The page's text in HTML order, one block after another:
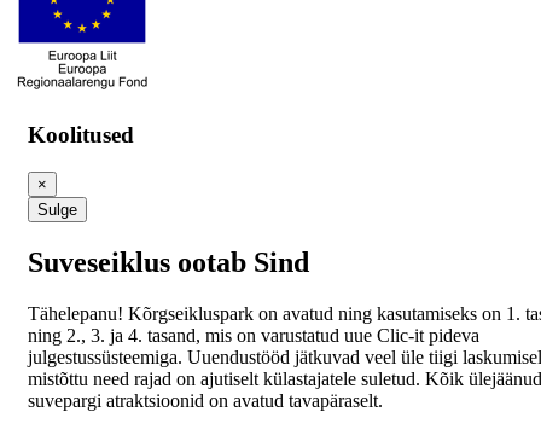
Koolitused
×
Sulge
Suveseiklus ootab Sind
Tähelepanu! Kõrgseikluspark on avatud ning kasutamiseks on 1.
ning 2., 3. ja 4. tasand, mis on varustatud uue Clic-it pideva
julgestussüsteemiga. Uuendustööd jätkuvad veel üle tiigi
mistõttu need rajad on ajutiselt külastajatele suletud. Kõik ülejäänud
suvepargi atraktsioonid on avatud tavapäraselt.